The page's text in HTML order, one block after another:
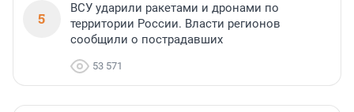
5
ВСУ ударили ракетами и дронами по
территории России. Власти регионов
сообщили о пострадавших
53 571